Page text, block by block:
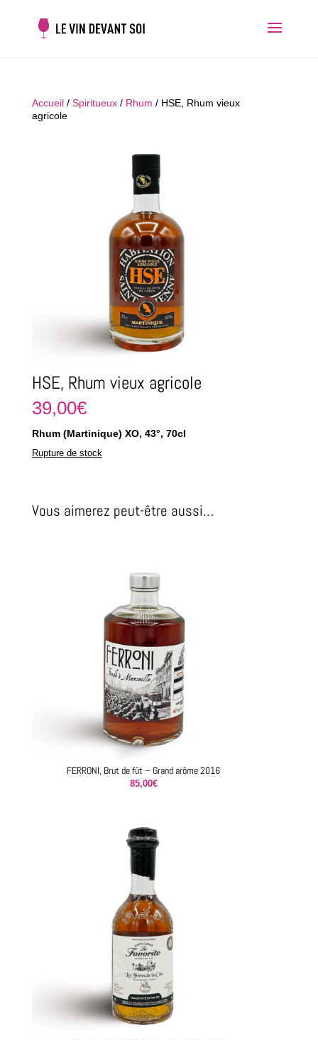
Accueil/ Spiritueux/ Rhum / HSE, Rhum vieux
agricole
HSE, Rhum vieux agricole
39,00€
Rhum (Martinique) XO, 43°, 70cl
Rupture de stock
Vous aimerez peut-être aussi…
FERRONI, Brut de fût – Grand arôme 2016
85,00€